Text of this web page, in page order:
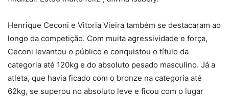
Henrique Ceconi e Vitoria Vieira também se destacaram ao
longo da competição. Com muita agressividade e força,
Ceconi levantou o público e conquistou o título da
categoria até 120kg e do absoluto pesado masculino. Já a
atleta, que havia ficado com o bronze na categoria até
62kg, se superou no absoluto leve e ficou com o lugar